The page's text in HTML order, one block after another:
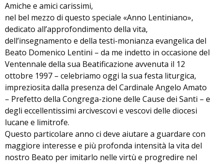
Amiche e amici carissimi,
nel bel mezzo di questo speciale «Anno Lentiniano»,
dedicato all’approfondimento della vita,
dell’insegnamento e della testi-monianza evangelica del
Beato Domenico Lentini – da me indetto in occasione del
Ventennale della sua Beatificazione avvenuta il 12
ottobre 1997 – celebriamo oggi la sua festa liturgica,
impreziosita dalla presenza del Cardinale Angelo Amato
– Prefetto della Congrega-zione delle Cause dei Santi – e
degli eccellentissimi arcivescovi e vescovi delle diocesi
lucane e limitrofe.
Questo particolare anno ci deve aiutare a guardare con
maggiore interesse e più profonda intensità la vita del
nostro Beato per imitarlo nelle virtù e progredire nel